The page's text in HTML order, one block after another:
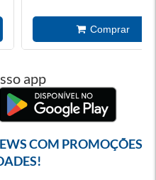
app
COM PROMOÇÕES